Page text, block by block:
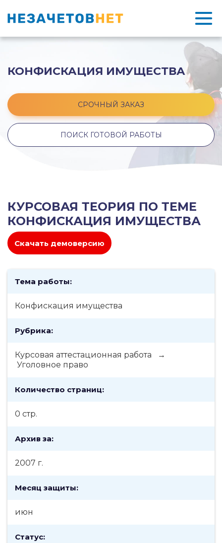
КОНФИСКАЦИЯ ИМУЩЕСТВА
СРОЧНЫЙ ЗАКАЗ
ПОИСК ГОТОВОЙ РАБОТЫ
КУРСОВАЯ ТЕОРИЯ ПО ТЕМЕ
КОНФИСКАЦИЯ ИМУЩЕСТВА
Скачать демоверсию
Тема работы:
Конфискация имущества
Рубрика:
Курсовая аттестационная работа →
Уголовное право
Количество страниц:
0 стр.
Архив за:
2007 г.
Месяц защиты:
июн
Статус: